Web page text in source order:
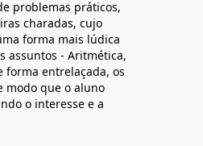
problemas práticos,
charadas, cujo
forma mais lúdica
assuntos - Aritmética,
forma entrelaçada, os
modo que o aluno
o interesse e a